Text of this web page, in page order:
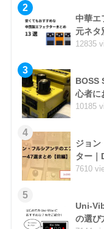
2
中華エ
元ネタ
12835
3
BOSS
心者に
10185
4
ジョン
ター｜
7610
5
Uni-
の選び